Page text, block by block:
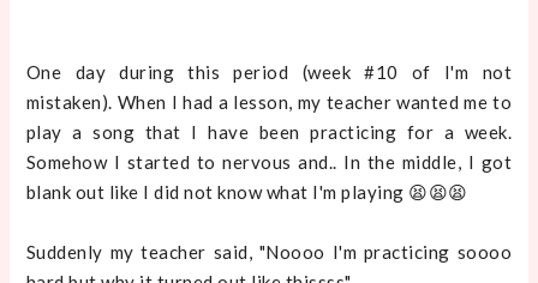
One day during this period (week #10 of I'm not
mistaken). When I had a lesson, my teacher wanted me to
play a song that I have been practicing for a week.
Somehow I started to nervous and.. In the middle, I got
blank out like I did not know what I'm playing 😫😫😫
Suddenly my teacher said, "Noooo I'm practicing soooo